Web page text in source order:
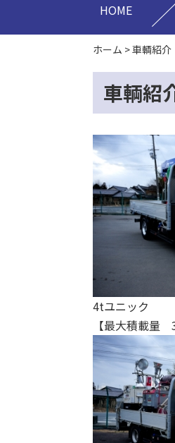
HOME
ホーム >車輌紹介
車輌紹
4tユニック
【最大積載量